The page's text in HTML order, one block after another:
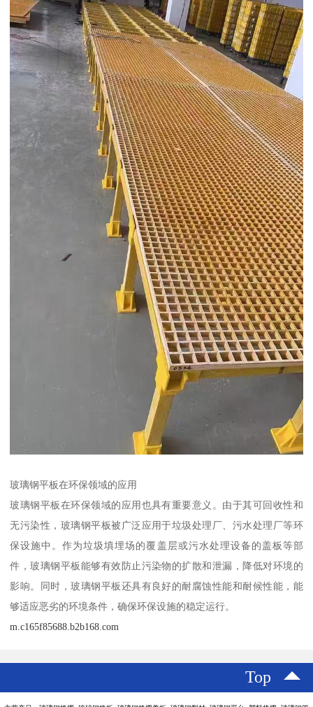
玻璃钢平板在环保领域的应用
玻璃钢平板在环保领域的应用也具有重要意义。由于其可回收性和
无污染性，玻璃钢平板被广泛应用于垃圾处理厂、污水处理厂等环
保设施中。作为垃圾填埋场的覆盖层或污水处理设备的盖板等部
件，玻璃钢平板能够有效防止污染物的扩散和泄漏，降低对环境的
影响。同时，玻璃钢平板还具有良好的耐腐蚀性能和耐候性能，能
够适应恶劣的环境条件，确保环保设施的稳定运行。
m.c165f85688.b2b168.com
Top